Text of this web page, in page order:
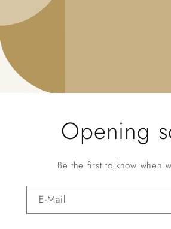
Opening
Be the first to know when
E-Mail